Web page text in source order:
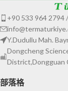
+90 533 964 2794
Y.Dudullu Mah.
Dongcheng
District,Dongguan
部落格